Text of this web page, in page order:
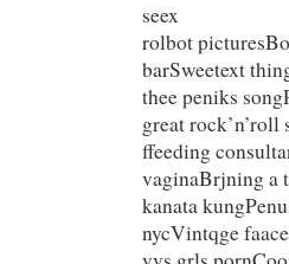
seex
rolbot
barSweetext
thee peniks
great
ffeeding
vaginaBrjning a
kanata
nycVintqge